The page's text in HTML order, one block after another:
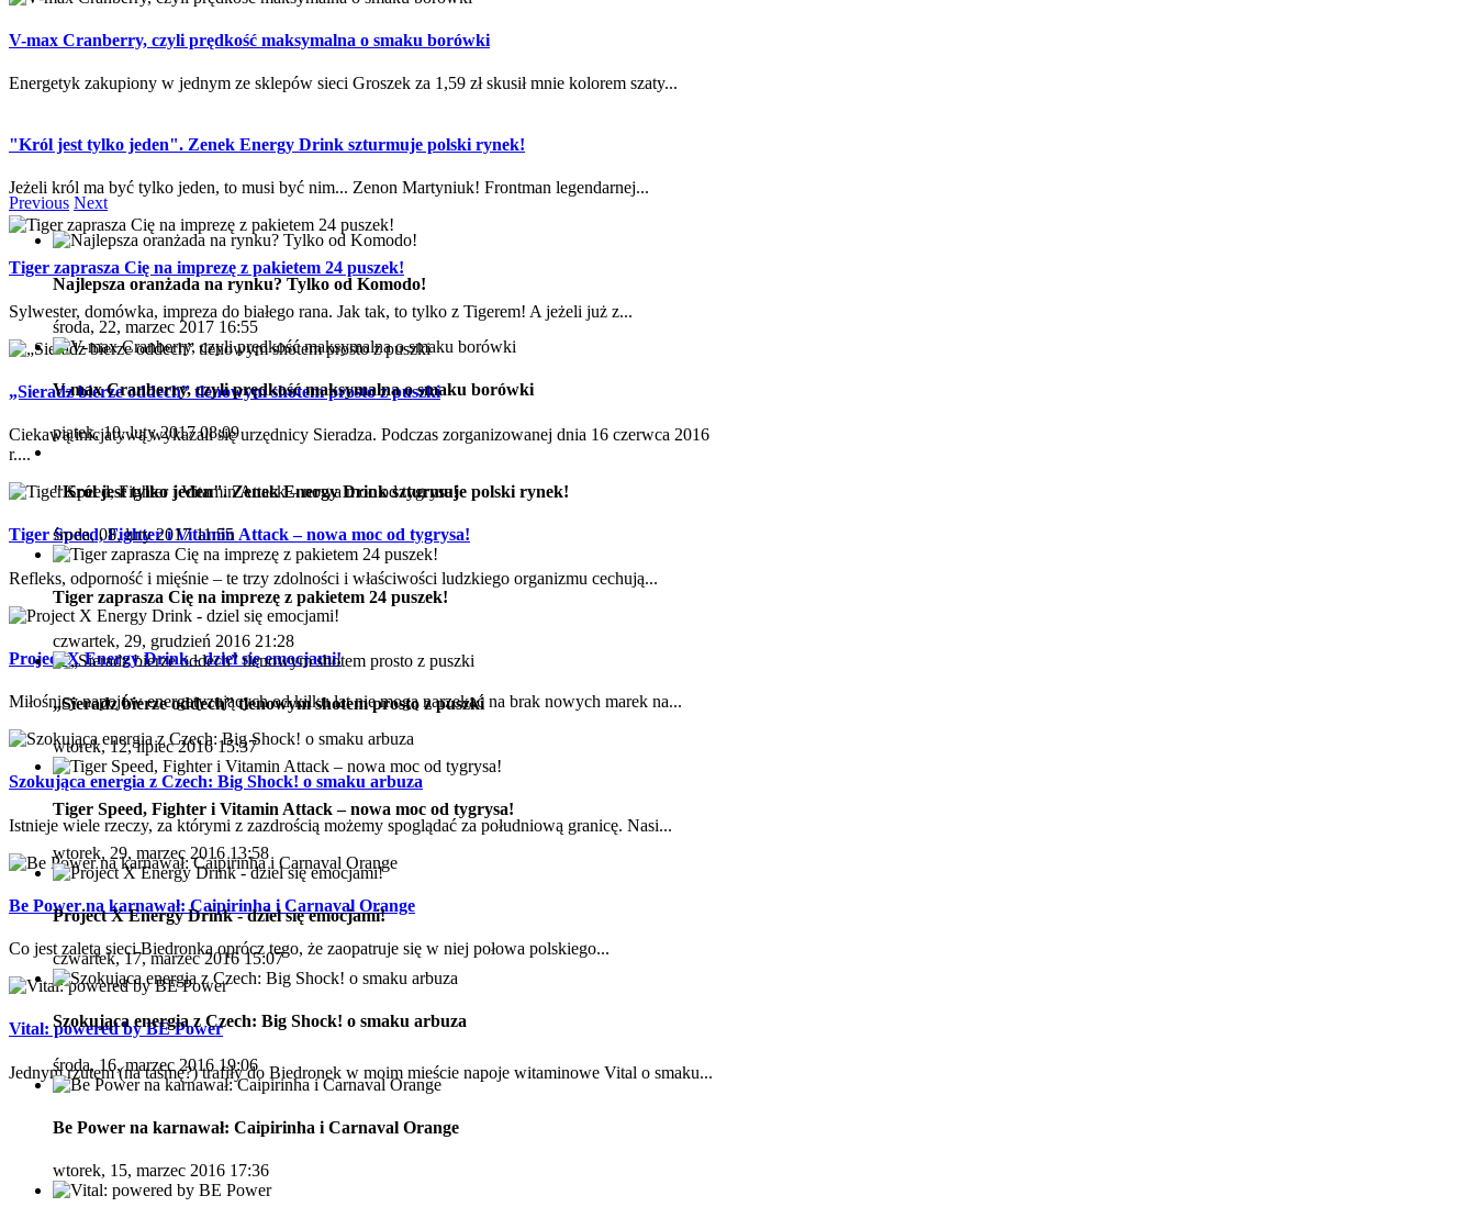
V-max Cranberry, czyli prędkość maksymalna o smaku borówki
Energetyk zakupiony w jednym ze sklepów sieci Groszek za 1,59 zł skusił mnie kolorem szaty...
"Król jest tylko jeden". Zenek Energy Drink szturmuje polski rynek!
Jeżeli król ma być tylko jeden, to musi być nim... Zenon Martyniuk! Frontman legendarnej...
Tiger zaprasza Cię na imprezę z pakietem 24 puszek!
Sylwester, domówka, impreza do białego rana. Jak tak, to tylko z Tigerem! A jeżeli już z...
„Sieradz bierze oddech” tlenowym shotem prosto z puszki
Ciekawą inicjatywą wykazali się urzędnicy Sieradza. Podczas zorganizowanej dnia 16 czerwca 2016
r....
Tiger Speed, Fighter i Vitamin Attack – nowa moc od tygrysa!
Refleks, odporność i mięśnie – te trzy zdolności i właściwości ludzkiego organizmu cechują...
Project X Energy Drink - dziel się emocjami!
Miłośnicy napojów energetyzujących od kilku lat nie mogą narzekać na brak nowych marek na...
Szokująca energia z Czech: Big Shock! o smaku arbuza
Istnieje wiele rzeczy, za którymi z zazdrością możemy spoglądać za południową granicę. Nasi...
Be Power na karnawał: Caipirinha i Carnaval Orange
Co jest zaletą sieci Biedronka oprócz tego, że zaopatruje się w niej połowa polskiego...
Vital: powered by BE Power
Jednym rzutem (na taśmę?) trafiły do Biedronek w moim mieście napoje witaminowe Vital o smaku...
Previous Next
Najlepsza oranżada na rynku? Tylko od Komodo!
środa, 22, marzec 2017 16:55
V-max Cranberry, czyli prędkość maksymalna o smaku borówki
piątek, 10, luty 2017 08:09
"Król jest tylko jeden". Zenek Energy Drink szturmuje polski rynek!
środa, 08, luty 2017 11:55
Tiger zaprasza Cię na imprezę z pakietem 24 puszek!
czwartek, 29, grudzień 2016 21:28
„Sieradz bierze oddech” tlenowym shotem prosto z puszki
wtorek, 12, lipiec 2016 15:37
Tiger Speed, Fighter i Vitamin Attack – nowa moc od tygrysa!
wtorek, 29, marzec 2016 13:58
Project X Energy Drink - dziel się emocjami!
czwartek, 17, marzec 2016 15:07
Szokująca energia z Czech: Big Shock! o smaku arbuza
środa, 16, marzec 2016 19:06
Be Power na karnawał: Caipirinha i Carnaval Orange
wtorek, 15, marzec 2016 17:36